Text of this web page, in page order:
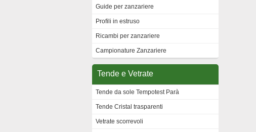
Guide per zanzariere
Profili in estruso
Ricambi per zanzariere
Campionature Zanzariere
Tende e Vetrate
Tende da sole Tempotest Parà
Tende Cristal trasparenti
Vetrate scorrevoli